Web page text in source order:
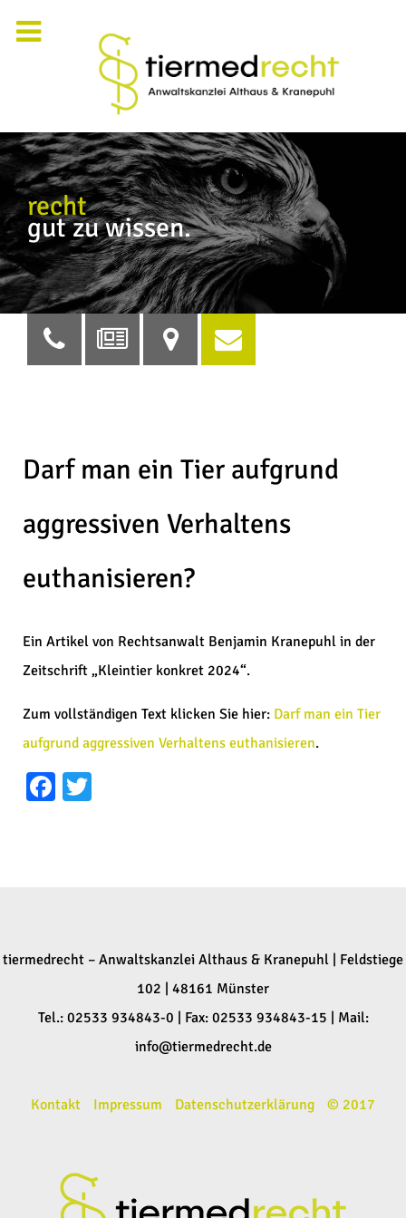
recht
gut zu wissen.
Darf man ein Tier aufgrund
aggressiven Verhaltens
euthanisieren?
Ein Artikel von Rechtsanwalt Benjamin Kranepuhl in der
Zeitschrift „Kleintier konkret 2024“.
Zum vollständigen Text klicken Sie hier: Darf man ein Tier
aufgrund aggressiven Verhaltens euthanisieren.
Facebook
tiermedrecht – Anwaltskanzlei Althaus & Kranepuhl | Feldstiege
102 | 48161 Münster
Tel.: 02533 934843-0 | Fax: 02533 934843-15 | Mail:
info@tiermedrecht.de
Kontakt Impressum Datenschutzerklärung © 2017